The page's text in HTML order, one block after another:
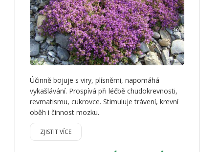
Účinně bojuje s viry, plísněmi, napomáhá
vykašlávání. Prospívá při léčbě chudokrevnosti,
revmatismu, cukrovce. Stimuluje trávení, krevní
oběh i činnost mozku.
ZJISTIT VÍCE